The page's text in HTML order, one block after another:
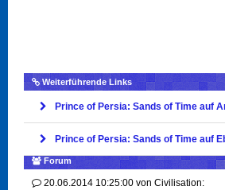
Weiterführende Links
Prince of Persia: Sands of Time auf
Prince of Persia: Sands of Time auf
Forum
20.06.2014 10:25:00 von Civilisation: